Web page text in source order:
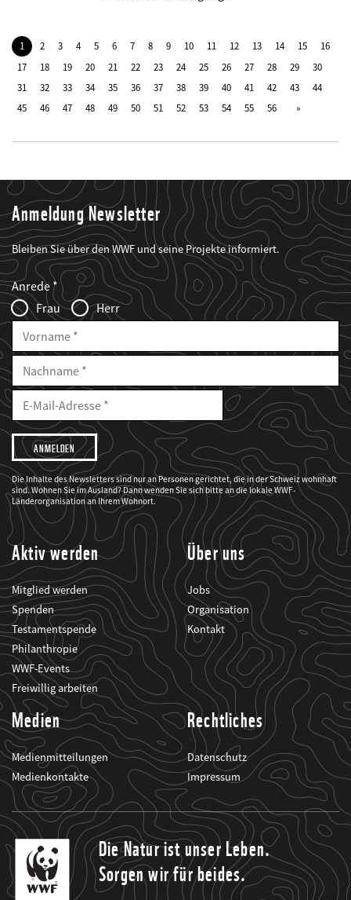
1 2 3 4 5 6 7 8 9 10 11 12 13 14 15
16
17
18 19 20 21 22 23 24 25 26 27 28 29
30
31
32 33 34 35 36 37 38 39 40 41 42 43
44
45
46 47 48 49 50 51 52 53 54 55 56
Anmeldung Newsletter
Bleiben Sie über den WWF und seine Projekte informiert.
Web2Case
Infofelder
Fieldset
anrede_name
Anrede
Frau
Herr
Vorname
Nachname
E-
Mailadresse
E-
Adresse
Ich
möchte,
dass
der
WWF
mich
über
seine
Projekte
informiert.
Die Inhalte des Newsletters sind nur an Personen gerichtet, die in der Schweiz wohnhaft
sind. Wohnen Sie im Ausland? Dann wenden Sie sich bitte an die lokale WWF-
Länderorganisation an Ihrem Wohnort.
Aktiv werden
Mitglied werden
Spenden
Testamentspende
Philanthropie
WWF-Events
Freiwillig arbeiten
Über uns
Jobs
Organisation
Kontakt
Medien
Medienmitteilungen
Medienkontakte
Rechtliches
Datenschutz
Impressum
Die Natur ist unser Leben.
Sorgen wir für beides.